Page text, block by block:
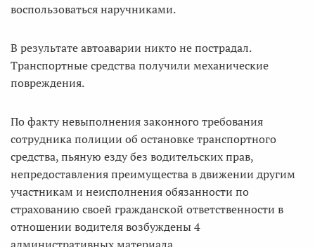
воспользоваться наручниками.
В результате автоаварии никто не пострадал.
Транспортные средства получили механические
повреждения.
По факту невыполнения законного требования
сотрудника полиции об остановке транспортного
средства, пьяную езду без водительских прав,
непредоставления преимущества в движении другим
участникам и неисполнения обязанности по
страхованию своей гражданской ответственности в
отношении водителя возбуждены 4